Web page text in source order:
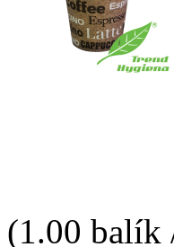
(1.00 balík